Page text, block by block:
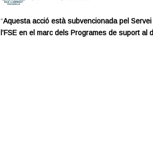
“Aquesta acció està subvencionada pel
l’FSE en el marc dels Programes de suport al